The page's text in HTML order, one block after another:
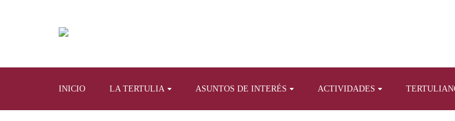
INICIO LA TERTULIA ASUNTOS DE INTERÉS ACTIVIDADES